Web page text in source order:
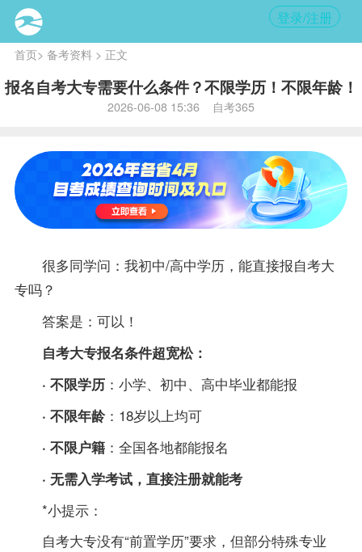
登录/注册
首页> 备考资料> 正文
报名自考大专需要什么条件？不限学历！不限年龄！
2026-06-08 15:36 自考365
很多同学问：我初中/高中学历，能直接报自考大
专吗？
答案是：可以！
自考大专报名条件超宽松：
· 不限学历：小学、初中、高中毕业都能报
· 不限年龄：18岁以上均可
· 不限户籍：全国各地都能报名
· 无需入学考试，直接注册就能考
*小提示：
自考大专没有“前置学历”要求，但部分特殊专业